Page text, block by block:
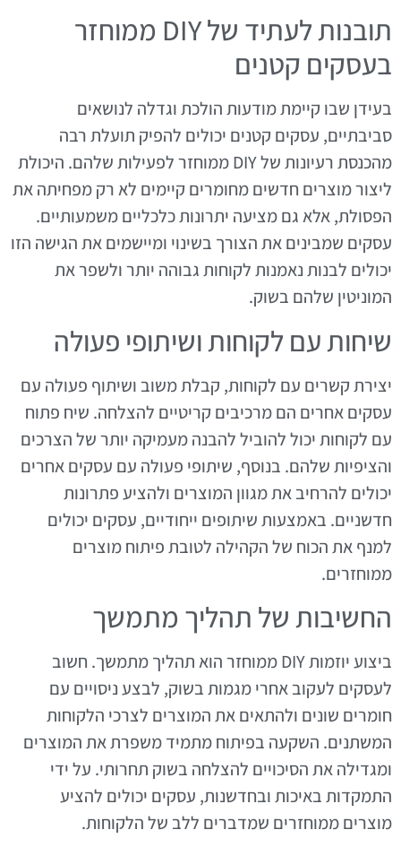
תובנות לעתיד של DIY ממוחזר
בעסקים קטנים
בעידן שבו קיימת מודעות הולכת וגדלה לנושאים
סביבתיים, עסקים קטנים יכולים להפיק תועלת רבה
מהכנסת רעיונות של DIY ממוחזר לפעילות שלהם. היכולת
ליצור מוצרים חדשים מחומרים קיימים לא רק מפחיתה את
הפסולת, אלא גם מציעה יתרונות כלכליים משמעותיים.
עסקים שמבינים את הצורך בשינוי ומיישמים את הגישה הזו
יכולים לבנות נאמנות לקוחות גבוהה יותר ולשפר את
המוניטין שלהם בשוק.
שיחות עם לקוחות ושיתופי פעולה
יצירת קשרים עם לקוחות, קבלת משוב ושיתוף פעולה עם
עסקים אחרים הם מרכיבים קריטיים להצלחה. שיח פתוח
עם לקוחות יכול להוביל להבנה מעמיקה יותר של הצרכים
והציפיות שלהם. בנוסף, שיתופי פעולה עם עסקים אחרים
יכולים להרחיב את מגוון המוצרים ולהציע פתרונות
חדשניים. באמצעות שיתופים ייחודיים, עסקים יכולים
למנף את הכוח של הקהילה לטובת פיתוח מוצרים
ממוחזרים.
החשיבות של תהליך מתמשך
ביצוע יוזמות DIY ממוחזר הוא תהליך מתמשך. חשוב
לעסקים לעקוב אחרי מגמות בשוק, לבצע ניסויים עם
חומרים שונים ולהתאים את המוצרים לצרכי הלקוחות
המשתנים. השקעה בפיתוח מתמיד משפרת את המוצרים
ומגדילה את הסיכויים להצלחה בשוק תחרותי. על ידי
התמקדות באיכות ובחדשנות, עסקים יכולים להציע
מוצרים ממוחזרים שמדברים ללב של הלקוחות.